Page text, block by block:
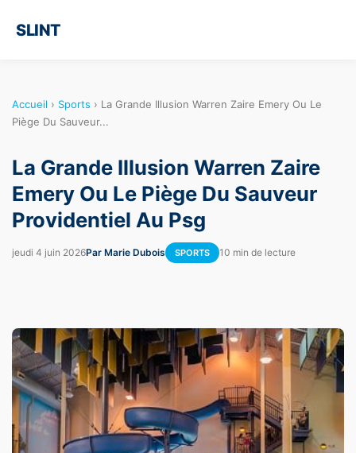
SLINT
Accueil › Sports › La Grande Illusion Warren Zaire Emery Ou Le
Piège Du Sauveur...
La Grande Illusion Warren Zaire
Emery Ou Le Piège Du Sauveur
Providentiel Au Psg
jeudi 4 juin 2026Par Marie Dubois SPORTS 10 min de lecture